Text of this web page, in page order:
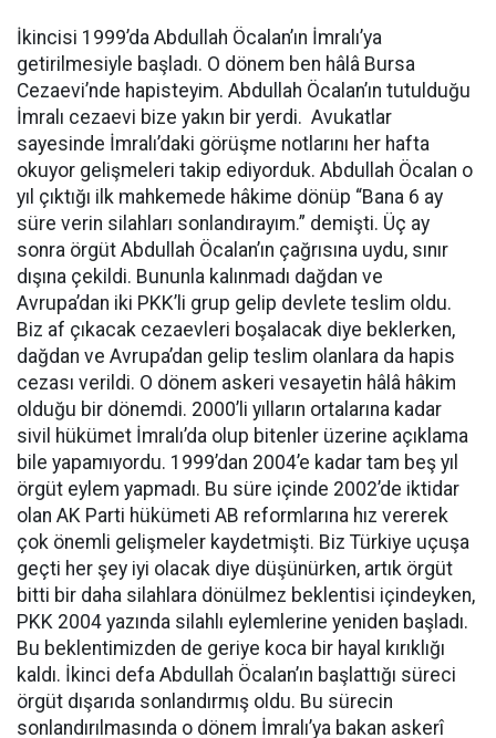
İkincisi 1999’da Abdullah Öcalan’ın İmralı’ya
getirilmesiyle başladı. O dönem ben hâlâ Bursa
Cezaevi’nde hapisteyim. Abdullah Öcalan’ın tutulduğu
İmralı cezaevi bize yakın bir yerdi. Avukatlar
sayesinde İmralı’daki görüşme notlarını her hafta
okuyor gelişmeleri takip ediyorduk. Abdullah Öcalan o
yıl çıktığı ilk mahkemede hâkime dönüp “Bana 6 ay
süre verin silahları sonlandırayım.” demişti. Üç ay
sonra örgüt Abdullah Öcalan’ın çağrısına uydu, sınır
dışına çekildi. Bununla kalınmadı dağdan ve
Avrupa’dan iki PKK’li grup gelip devlete teslim oldu.
Biz af çıkacak cezaevleri boşalacak diye beklerken,
dağdan ve Avrupa’dan gelip teslim olanlara da hapis
cezası verildi. O dönem askeri vesayetin hâlâ hâkim
olduğu bir dönemdi. 2000’li yılların ortalarına kadar
sivil hükümet İmralı’da olup bitenler üzerine açıklama
bile yapamıyordu. 1999’dan 2004’e kadar tam beş yıl
örgüt eylem yapmadı. Bu süre içinde 2002’de iktidar
olan AK Parti hükümeti AB reformlarına hız vererek
çok önemli gelişmeler kaydetmişti. Biz Türkiye uçuşa
geçti her şey iyi olacak diye düşünürken, artık örgüt
bitti bir daha silahlara dönülmez beklentisi içindeyken,
PKK 2004 yazında silahlı eylemlerine yeniden başladı.
Bu beklentimizden de geriye koca bir hayal kırıklığı
kaldı. İkinci defa Abdullah Öcalan’ın başlattığı süreci
örgüt dışarıda sonlandırmış oldu. Bu sürecin
sonlandırılmasında o dönem İmralı’ya bakan askerî